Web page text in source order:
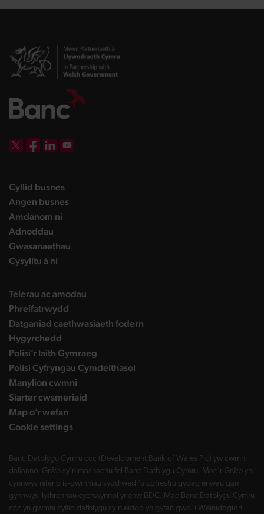
Cyllid busneslanding page
Angen busneslanding page
Amdanom ni
Adnoddau
Gwasanaethau
Cysylltu â ni
Telerau ac amodau
Phreifatrwydd
Datganiad caethwasiaeth fodern
Hygyrchedd
Polisi’r Iaith Gymraeg
Polisi Cyfryngau Cymdeithasol
Manylion cwmni
Siarter cwsmeriaid
Map o’r wefan
Cookie settings
Banc Datblygu Cymru ccc (Development Bank of Wales Plc) yw cwmni
daliannol Grŵp sy'n masnachu fel Banc Datblygu Cymru. Mae'r Grŵp yn
cynnwys nifer o is-gwmnïau sydd wedi'u cofrestru gydag enwau gan
gynnwys llythrennau cychwynnol yr enw BDC. Mae Banc Datblygu Cymru
ccc yn gwmni cyllid datblygu sy'n eiddo yn gyfan gwbl i Weinidogion